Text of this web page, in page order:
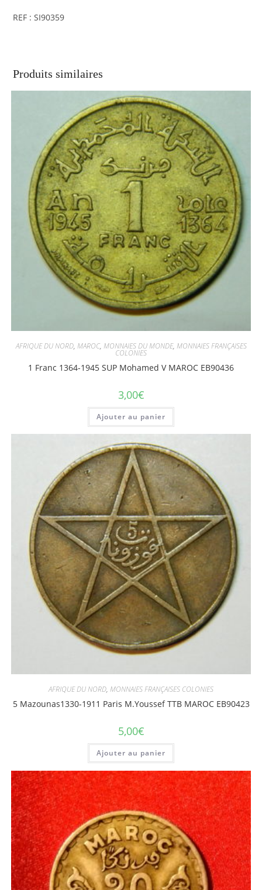
REF : SI90359
Produits similaires
AFRIQUE DU NORD, MAROC, MONNAIES DU MONDE, MONNAIES FRANÇAISES
COLONIES
1 Franc 1364-1945 SUP Mohamed V MAROC EB90436
3,00€
Ajouter au panier
AFRIQUE DU NORD, MONNAIES FRANÇAISES COLONIES
5 Mazounas1330-1911 Paris M.Youssef TTB MAROC EB90423
5,00€
Ajouter au panier